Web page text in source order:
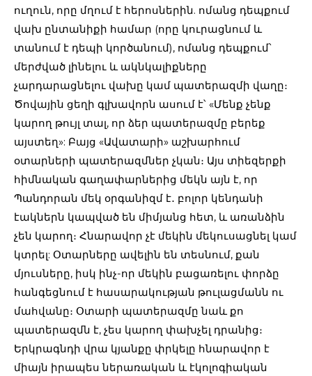
ուղուն, որը մղում է հերոսներին. ոմանց դեպքում
վախ ընտանիքի համար (որը կուրացնում և
տանում է դեպի կործանում), ոմանց դեպքում՝
մերժված լինելու և ակնկալիքները
չարդարացնելու վախը կամ պատերազմի վաղը։
Ծովային ցեղի գլխավորն ասում է՝ «Մենք չենք
կարող թույլ տալ, որ ձեր պատերազմը բերեք
այստեղ»: Բայց «Ավատարի» աշխարհում
օտարների պատերազմներ չկան։ Այս տիեզերքի
հիմնական գաղափարներից մեկն այն է, որ
Պանդորան մեկ օրգանիզմ է․ բոլոր կենդանի
էակներն կապված են միմյանց հետ, և առանձին
չեն կարող։ Հնարավոր չէ մեկին մեկուսացնել կամ
կտրել: Օտարները ավելին են տեսնում, քան
մյուսները, իսկ ինչ-որ մեկին բացառելու փորձը
հանգեցնում է հասարակության թուլացմանն ու
մահվանը։ Օտարի պատերազմը նաև քո
պատերազմն է, չես կարող փախչել դրանից։
Երկրագնդի վրա կյանքը փրկելը հնարավոր է
միայն իրապես ներառական և էկոլոգիական